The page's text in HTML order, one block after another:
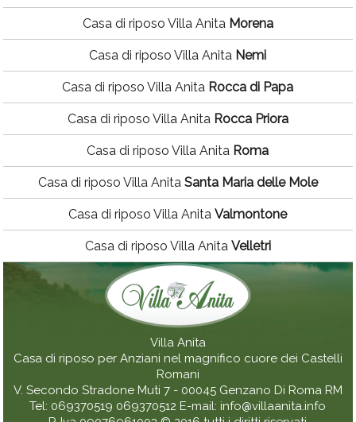
Casa di riposo Villa Anita Morena
Casa di riposo Villa Anita Nemi
Casa di riposo Villa Anita Rocca di Papa
Casa di riposo Villa Anita Rocca Priora
Casa di riposo Villa Anita Roma
Casa di riposo Villa Anita Santa Maria delle Mole
Casa di riposo Villa AnitaValmontone
Casa di riposo Villa Anita Velletri
Villa Anita
Casa di riposo per Anziani nel magnifico cuore dei Castelli
Romani
V. Secondo Stradone Muti 7 - 00045 Genzano Di Roma RM
Tel: 069370519 069370512 E-mail: info@villaanita.info